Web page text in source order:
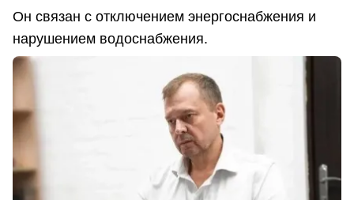
Он связан с отключением энергоснабжения и
нарушением водоснабжения.